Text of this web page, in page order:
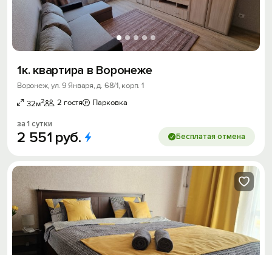
1к. квартира в Воронеже
Воронеж, ул. 9 Января, д. 68/1, корп. 1
32м2 2 гостя Парковка
за 1 сутки
2 551 руб. Бесплатая отмена